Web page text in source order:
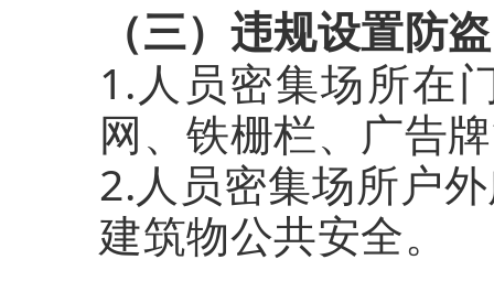
（三）违规设置防
1.人员密集场所在
网、铁栅栏、广告
2.人员密集场所户
建筑物公共安全。